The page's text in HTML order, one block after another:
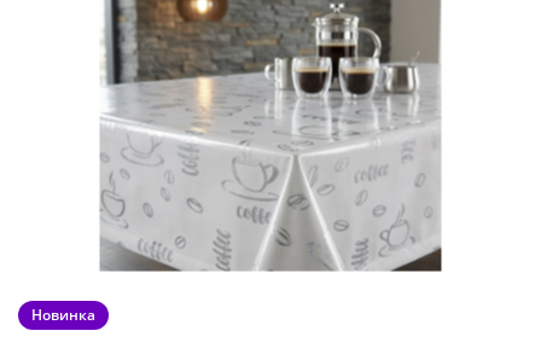
Новинка
Добавляйте товары
в корзину
Оплачивайте сегодня только
25